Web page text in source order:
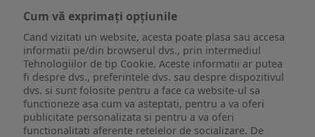
Cum vă exprimați opțiunile
Cand vizitati un website, acesta poate plasa sau accesa
informatii pe/din browserul dvs., prin intermediul
Tehnologiilor de tip Cookie. Aceste informatii ar putea
fi despre dvs., preferintele dvs. sau despre dispozitivul
dvs. si sunt folosite pentru a face ca website-ul sa
functioneze asa cum va asteptati, pentru a va oferi
publicitate personalizata si pentru a va oferi
functionalitati aferente retelelor de socializare. De